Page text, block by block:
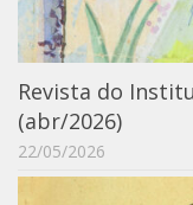
Revista do
(abr/2026)
22/05/2026